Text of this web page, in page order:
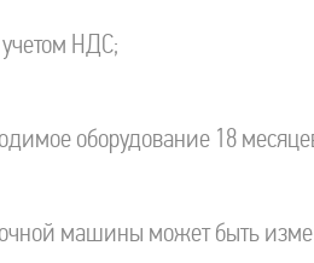
НДС;
оборудование 18
машины может быть